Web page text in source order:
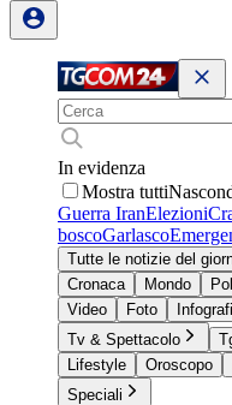
In evidenza
Mostra tutti
Guerra IranElezioni
boscoGarlasco
Tutte le notizie del
Cronaca
Mondo
Video
Foto
Tv & Spettacolo
Lifestyle
Oroscopo
Speciali